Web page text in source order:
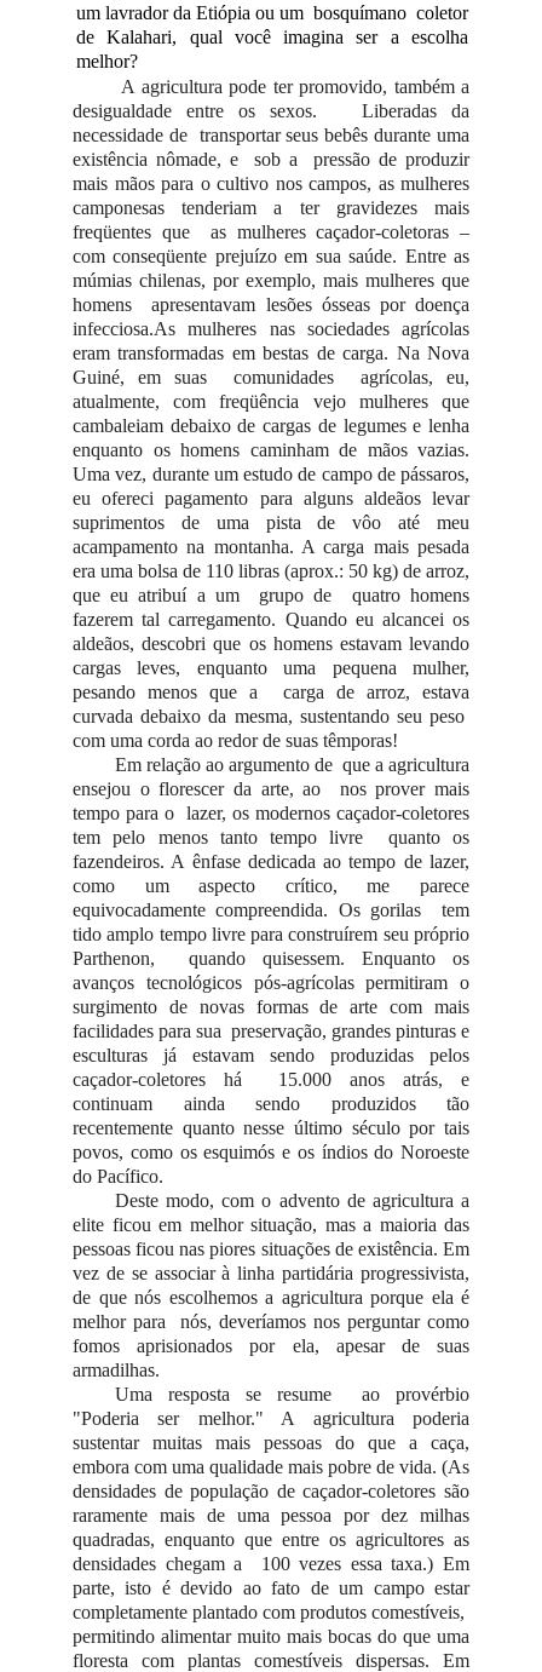
um lavrador da Etiópia ou um bosquímano coletor
de Kalahari, qual você imagina ser a escolha
melhor?
A agricultura pode ter promovido, também a
desigualdade entre os sexos. Liberadas da
necessidade de transportar seus bebês durante uma
existência nômade, e sob a pressão de produzir
mais mãos para o cultivo nos campos, as mulheres
camponesas tenderiam a ter gravidezes mais
freqüentes que as mulheres caçador-coletoras –
com conseqüente prejuízo em sua saúde. Entre as
múmias chilenas, por exemplo, mais mulheres que
homens apresentavam lesões ósseas por doença
infecciosa.As mulheres nas sociedades agrícolas
eram transformadas em bestas de carga. Na Nova
Guiné, em suas comunidades agrícolas, eu,
atualmente, com freqüência vejo mulheres que
cambaleiam debaixo de cargas de legumes e lenha
enquanto os homens caminham de mãos vazias.
Uma vez, durante um estudo de campo de pássaros,
eu ofereci pagamento para alguns aldeãos levar
suprimentos de uma pista de vôo até meu
acampamento na montanha. A carga mais pesada
era uma bolsa de 110 libras (aprox.: 50 kg) de arroz,
que eu atribuí a um grupo de quatro homens
fazerem tal carregamento. Quando eu alcancei os
aldeãos, descobri que os homens estavam levando
cargas leves, enquanto uma pequena mulher,
pesando menos que a carga de arroz, estava
curvada debaixo da mesma, sustentando seu peso
com uma corda ao redor de suas têmporas!
Em relação ao argumento de que a agricultura
ensejou o florescer da arte, ao nos prover mais
tempo para o lazer, os modernos caçador-coletores
tem pelo menos tanto tempo livre quanto os
fazendeiros. A ênfase dedicada ao tempo de lazer,
como um aspecto crítico, me parece
equivocadamente compreendida. Os gorilas tem
tido amplo tempo livre para construírem seu próprio
Parthenon, quando quisessem. Enquanto os
avanços tecnológicos pós-agrícolas permitiram o
surgimento de novas formas de arte com mais
facilidades para sua preservação, grandes pinturas e
esculturas já estavam sendo produzidas pelos
caçador-coletores há 15.000 anos atrás, e
continuam ainda sendo produzidos tão
recentemente quanto nesse último século por tais
povos, como os esquimós e os índios do Noroeste
do Pacífico.
Deste modo, com o advento de agricultura a
elite ficou em melhor situação, mas a maioria das
pessoas ficou nas piores situações de existência. Em
vez de se associar à linha partidária progressivista,
de que nós escolhemos a agricultura porque ela é
melhor para nós, deveríamos nos perguntar como
fomos aprisionados por ela, apesar de suas
armadilhas.
Uma resposta se resume ao provérbio
"Poderia ser melhor." A agricultura poderia
sustentar muitas mais pessoas do que a caça,
embora com uma qualidade mais pobre de vida. (As
densidades de população de caçador-coletores são
raramente mais de uma pessoa por dez milhas
quadradas, enquanto que entre os agricultores as
densidades chegam a 100 vezes essa taxa.) Em
parte, isto é devido ao fato de um campo estar
completamente plantado com produtos comestíveis,
permitindo alimentar muito mais bocas do que uma
floresta com plantas comestíveis dispersas. Em